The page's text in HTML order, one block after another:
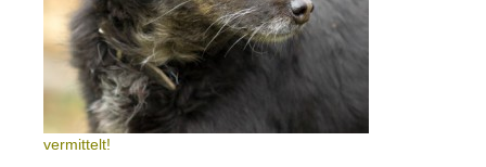
vermittelt!